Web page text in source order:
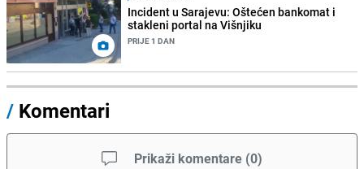
Incident u Sarajevu: Oštećen bankomat i
stakleni portal na Višnjiku
PRIJE 1 DAN
/ Komentari
Prikaži komentare (0)